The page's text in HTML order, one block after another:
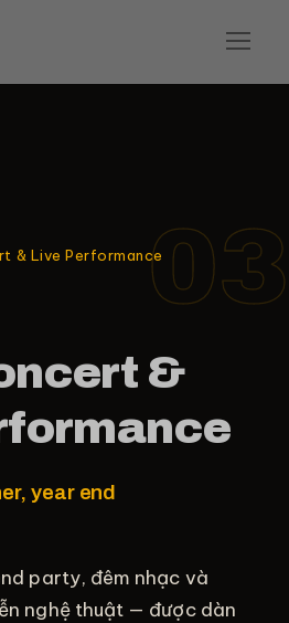
03
& Live Performance
&
year end
party, đêm nhạc và
nghệ thuật — được dàn